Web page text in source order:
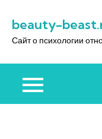
содержимому
beauty-
Сайт о психологии